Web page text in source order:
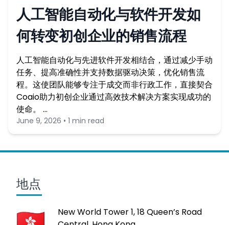
人工智能自动化与软件开发如
何转变初创企业的销售流程
人工智能自动化与先进软件开发相结合，通过减少手动
任务、提高准确性并支持数据驱动决策，优化销售流
程。这使团队能够专注于成交而非行政工作，直接契合
Coaio助力初创企业通过高效技术解决方案实现成功的
使命。 …
June 9, 2026 • 1 min read
地点
New World Tower 1, 18 Queen’s Road